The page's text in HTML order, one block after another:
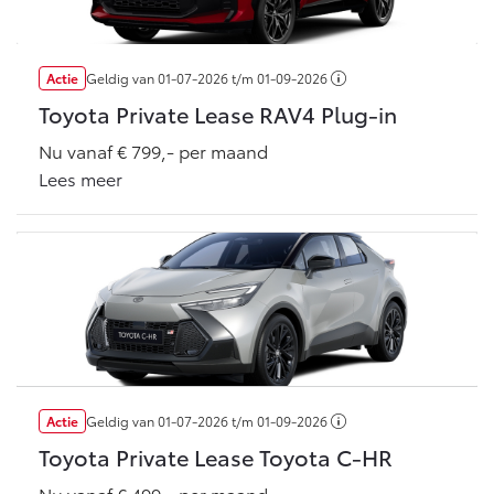
bZ4X
BATTERIJ-ELEKTRISCH
bZ4X Touring
BATTERIJ-ELEKTRISCH
Vanaf € 48.995,-
WATERSTOF-ELEKTRISCH
Proace City (excl. BTW)
OOK ALS BATTERIJ-
ELEKTRISCH
Connected check
Navigatie updates
Actie Geldig van01-07-2026t/m 01-09-2026
Toyota Private Lease RAV4 Plug-in
Nu vanaf € 799,- per maand
Lees meer
Actie Geldig van01-07-2026t/m 01-09-2026
Toyota Private Lease Toyota C-HR